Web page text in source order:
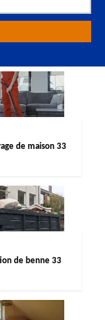
de maison 33
de benne 33